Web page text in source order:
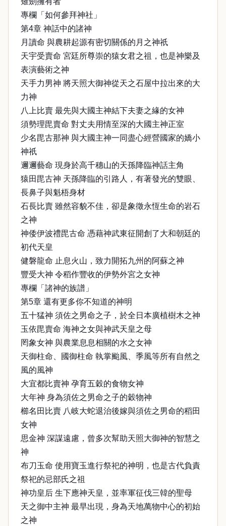
專欄「如何參拜神社」
第4章 神話中的諸神
月讀命 與農耕起源有密切關係的月之神祇
天宇受賣命 宮廷所尊崇的猿女君之祖，也是神樂及
表演藝術之神
天手力男神 將天照大御神從天之石屋中拉出來的大
力神
八上比賣 最先與大國主神結下夫妻之緣的女神
須勢理毘賣命 對丈夫用情至深的大國主神正室
少名毘古那神 與大國主神一同盡心經營國家的嬌小
神祇
邇邇藝命 現身於高千穗山的天孫降臨神話主角
猿田毘古神 天孫降臨的引路人，有著發光的雙眼、
長鼻子與魁梧身材
石長比賣 雖然容貌不佳，卻是象徵永恆生命的岩石
之神
神倭伊波禮毘古命 憑藉神武東征開創了大和朝廷的
初代天皇
健磐龍命 止息火山，致力開拓九州的阿蘇之神
豐受大神 令稻作豐收的伊勢外宮之女神
專欄「諸神的族譜」
第5章 還有更多你不知道的神明
五十猛神 須佐之男命之子，於全日本廣植樹木之神
玉依毘賣命 海神之女與神武天皇之母
罔象女神 與農業息息相關的水之女神
天御柱命、國御柱命 執掌颱風、季風等所有自然之
風的風神
大宜都比賣神 孕育五穀的食物女神
大年神 身為須佐之男命之子的穀物神
櫛名田比賣 八岐大蛇退治後嫁與須佐之男命的稻田
女神
思金神 深謀遠慮，曾多次幫助天照大御神的智慧之
神
布刀玉命 使用寶玉進行祭祀的神明，也是古代負責
祭祀的忌部氏之祖
神功皇后 生下應神天皇，並率軍征伐三韓的聖母
天之御中主神 最早出現，身為天地萬物中心的初始
之神